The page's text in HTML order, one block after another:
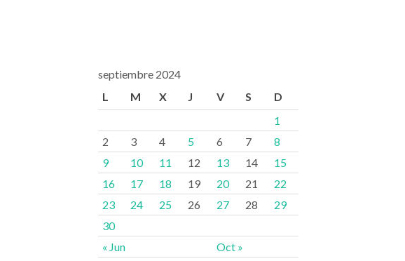
septiembre 2024
L
M X J V S D
« Jun Oct »
1
2
3 4 5 6 7
8
9
10 11 12 13 14
15
16
17 18 19 20 21
22
23
24 25 26 27 28
29
30